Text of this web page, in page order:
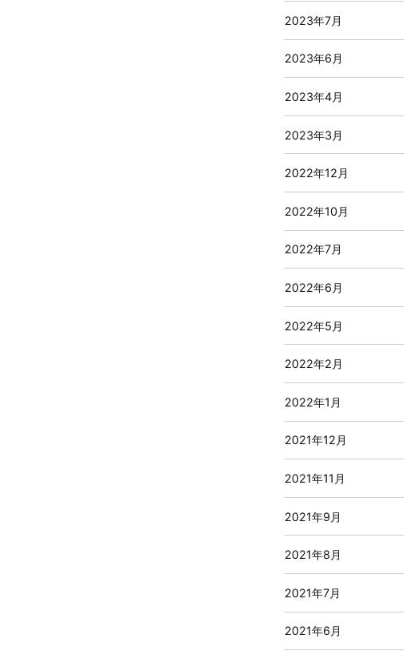
2023年7月
2023年6月
2023年4月
2023年3月
2022年12月
2022年10月
2022年7月
2022年6月
2022年5月
2022年2月
2022年1月
2021年12月
2021年11月
2021年9月
2021年8月
2021年7月
2021年6月